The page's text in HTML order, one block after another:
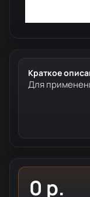
Краткое
Для
0 р.